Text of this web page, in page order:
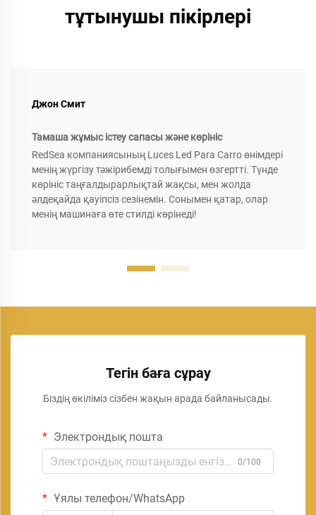
тұтынушы пікірлері
Джон Смит
Тамаша жұмыс істеу сапасы және көрініс
RedSea компаниясының Luces Led Para Carro өнімдері
менің жүргізу тәжірибемді толығымен өзгертті. Түнде
көрініс таңғалдырарлықтай жақсы, мен жолда
әлдеқайда қауіпсіз сезінемін. Сонымен қатар, олар
менің машинаға өте стилді көрінеді!
Тегін баға сұрау
Біздің өкіліміз сізбен жақын арада байланысады.
Электрондық пошта
0/100
Ұялы телефон/WhatsApp